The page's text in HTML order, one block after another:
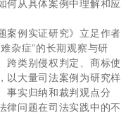
市社会福利和医疗康复中
邦融资担保有限责任公司
市鸠兹江景乐府酒店管理
何从具体案例中理解和应
案例实证研究》立足作者
杂症”的长期观察与研
跨类别侵权判定、商标使
以大量司法案例为研究样
事实归纳和裁判观点分
律问题在司法实践中的不